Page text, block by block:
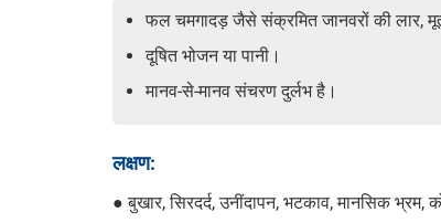
फल चमगादड़ जैसे संक्रमित जानवरों की लार,
दूषित भोजन या पानी।
मानव-से-मानव संचरण दुर्लभ है।
लक्षण:
● बुखार, सिरदर्द, उनींदापन, भटकाव, मानसिक भ्रम,